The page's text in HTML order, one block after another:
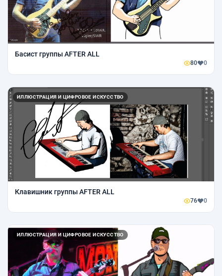
Басист группы AFTER ALL
80 0
ИЛЛЮСТРАЦИЯ И ЦИФРОВОЕ ИСКУССТВО
Клавишник группы AFTER ALL
76 0
ИЛЛЮСТРАЦИЯ И ЦИФРОВОЕ ИСКУССТВО